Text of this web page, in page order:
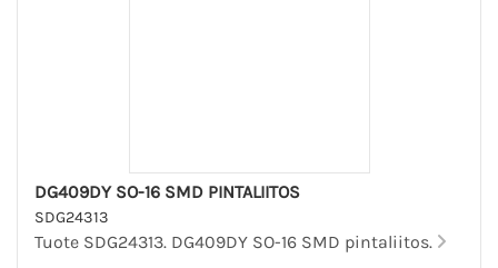
DG409DY SO-16 SMD PINTALIITOS
SDG24313
Tuote SDG24313. DG409DY SO-16 SMD pintaliitos.